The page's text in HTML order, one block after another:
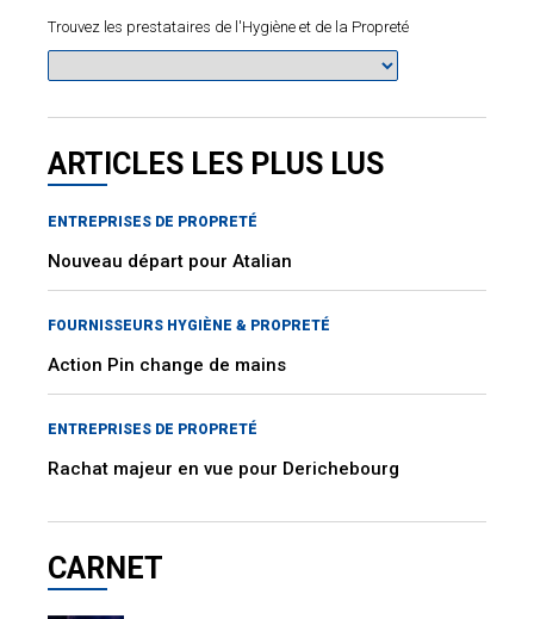
Trouvez les prestataires de l'Hygiène et de la Propreté
ARTICLES LES PLUS LUS
ENTREPRISES DE PROPRETÉ
Nouveau départ pour Atalian
FOURNISSEURS HYGIÈNE & PROPRETÉ
Action Pin change de mains
ENTREPRISES DE PROPRETÉ
Rachat majeur en vue pour Derichebourg
CARNET